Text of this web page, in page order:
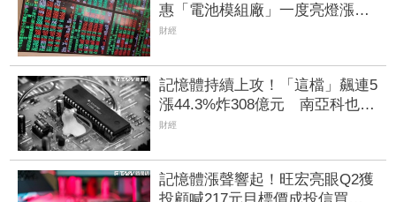
惠「電池模組廠」一度亮燈漲
停 順達、加百裕噴半根
財經
記憶體持續上攻！「這檔」飆連5
漲44.3%炸308億元 南亞科也累
漲40%噴474億元
財經
記憶體漲聲響起！旺宏亮眼Q2獲
投顧喊217元目標價成投信買超